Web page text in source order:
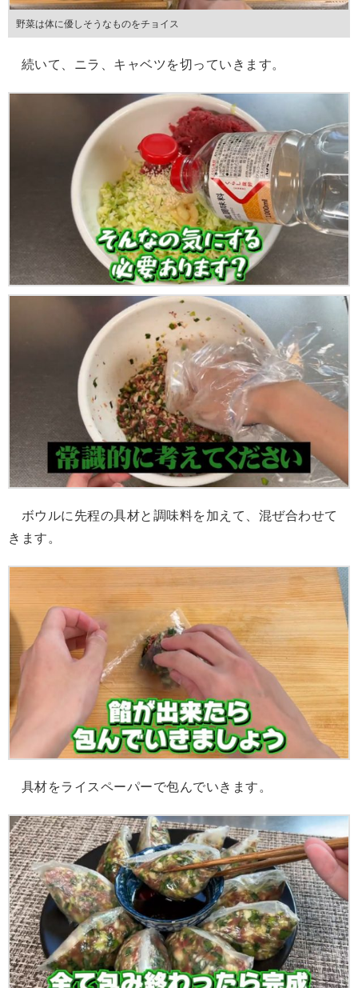
野菜は体に優しそうなものをチョイス
続いて、ニラ、キャベツを切っていきます。
ボウルに先程の具材と調味料を加えて、混ぜ合わせて
きます。
具材をライスペーパーで包んでいきます。